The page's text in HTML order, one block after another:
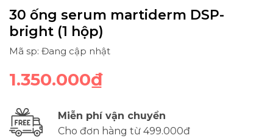
30 ống serum martiderm DSP-
bright (1 hộp)
Mã sp: Đang cập nhật
1.350.000₫
Miễn phí vận chuyển
Cho đơn hàng từ 499.000đ